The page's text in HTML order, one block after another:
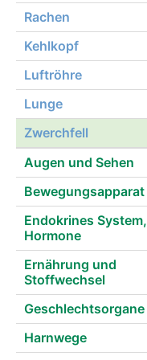
Rachen
Kehlkopf
Luftröhre
Lunge
Zwerchfell
Augen und Sehen
Bewegungsapparat
Endokrines System,
Hormone
Ernährung und
Stoffwechsel
Geschlechtsorgane
Harnwege